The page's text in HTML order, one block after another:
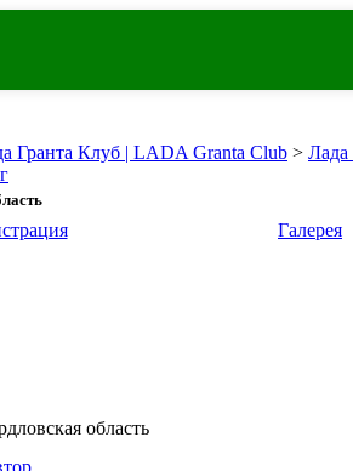
Гранта Клуб | LADA Granta Club > Лада
Галерея
область